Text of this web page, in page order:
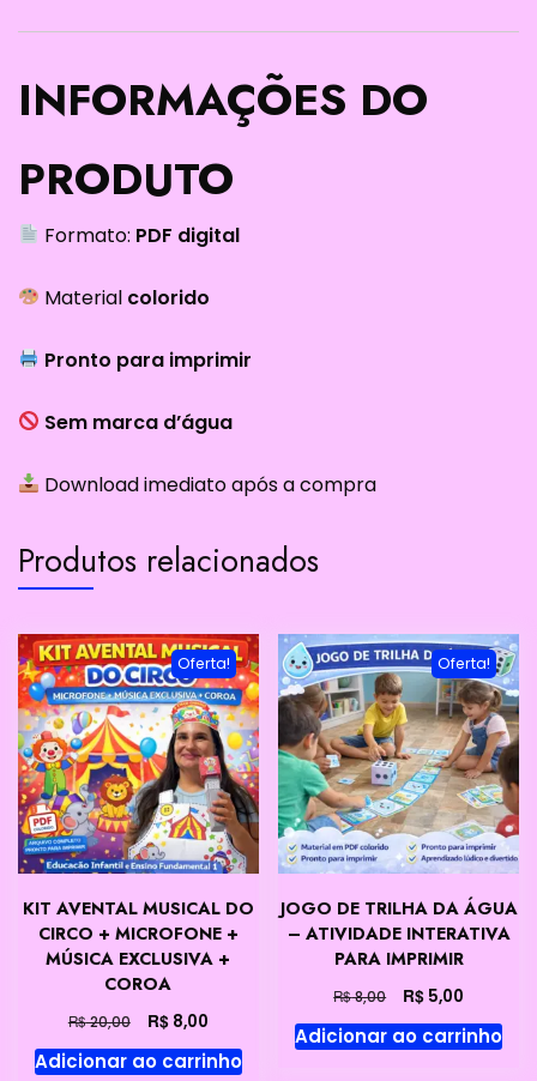
INFORMAÇÕES DO
PRODUTO
Formato: PDF digital
Material colorido
Pronto para imprimir
Sem marca d’água
Download imediato após a compra
Produtos relacionados
Oferta!
KIT AVENTAL MUSICAL DO
CIRCO + MICROFONE +
MÚSICA EXCLUSIVA +
COROA
R$20,00
preço
original
R$8,00O
preço
atual
Adicionar ao carrinho
Oferta!
JOGO DE TRILHA DA ÁGUA
– ATIVIDADE INTERATIVA
PARA IMPRIMIR
R$8,00
preço
original
R$ 5,00
preço
atual
Adicionar ao carrinho